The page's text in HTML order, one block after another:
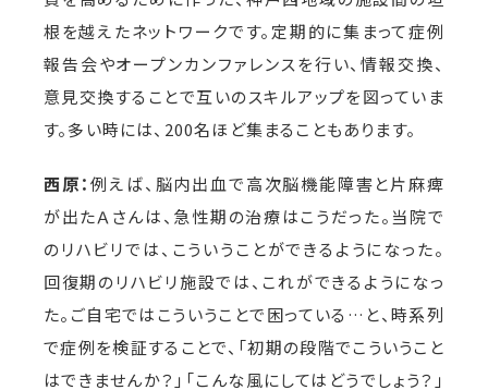
根を越えたネットワークです。定期的に集まって症例
報告会やオープンカンファレンスを行い、情報交換、
意見交換することで互いのスキルアップを図っていま
す。多い時には、200名ほど集まることもあります。
西原：例えば、脳内出血で高次脳機能障害と片麻痺
が出たＡさんは、急性期の治療はこうだった。当院で
のリハビリでは、こういうことができるようになった。
回復期のリハビリ施設では、これができるようになっ
た。ご自宅ではこういうことで困っている…と、時系列
で症例を検証することで、「初期の段階でこういうこと
はできませんか？」「こんな風にしてはどうでしょう？」